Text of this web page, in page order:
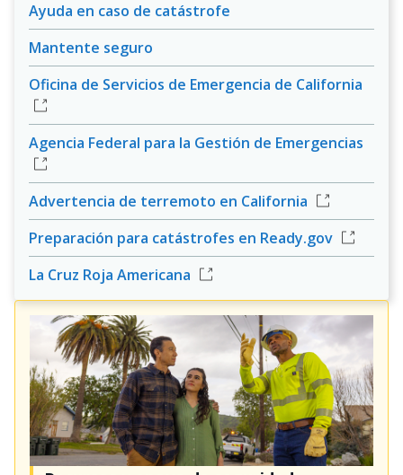
Ayuda en caso de catástrofe
Mantente seguro
Oficina de Servicios de Emergencia de California
Agencia Federal para la Gestión de Emergencias
Advertencia de terremoto en California
Preparación para catástrofes en Ready.gov
La Cruz Roja Americana